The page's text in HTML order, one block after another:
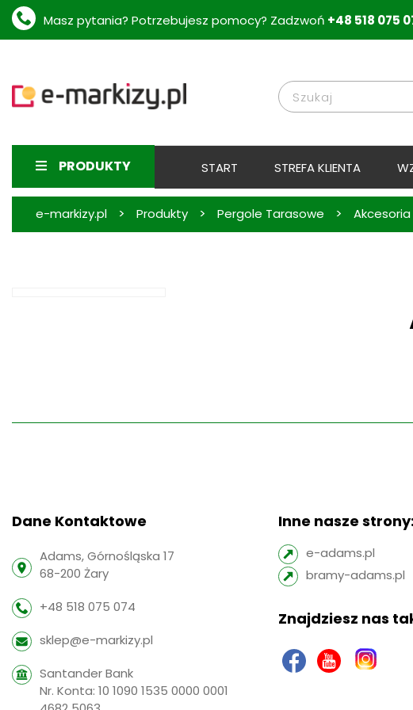
Masz pytania? Potrzebujesz pomocy? Zadzwoń +48 518 075
PRODUKTY START STREFA KLIENTA
e-markizy.pl > Produkty > Pergole Tarasowe >
Dane Kontaktowe
Adams, Górnośląska 17
68-200 Żary
+48 518 075 074
sklep@e-markizy.pl
Santander Bank
Nr. Konta: 10 1090 1535 0000 0001
Inne nasze strony:
e-adams.pl
bramy-adams.pl
Znajdziesz nas